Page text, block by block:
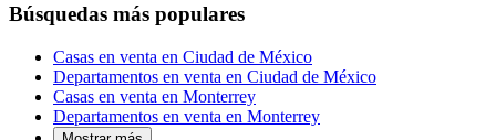
Búsquedas más populares
Casas en venta en Ciudad de México
Departamentos en venta en Ciudad de México
Casas en venta en Monterrey
Departamentos en venta en Monterrey